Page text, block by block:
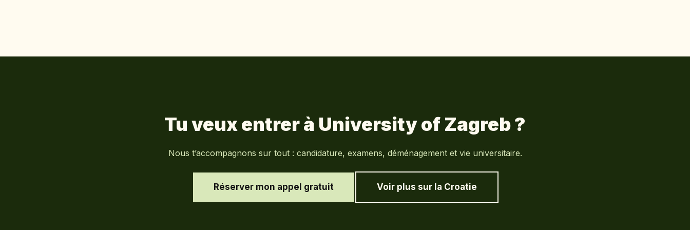
Tu veux entrer à University of Zagreb?
Nous t’accompagnons sur tout : candidature, examens, déménagement et vie universitaire.
Réserver mon appel gratuit Voir plus sur la Croatie